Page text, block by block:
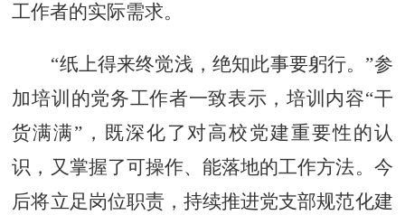
工作者的实际需求。
“纸上得来终觉浅，绝知此事要躬行。”参
加培训的党务工作者一致表示，培训内容“干
货满满”，既深化了对高校党建重要性的认
识，又掌握了可操作、能落地的工作方法。今
后将立足岗位职责，持续推进党支部规范化建